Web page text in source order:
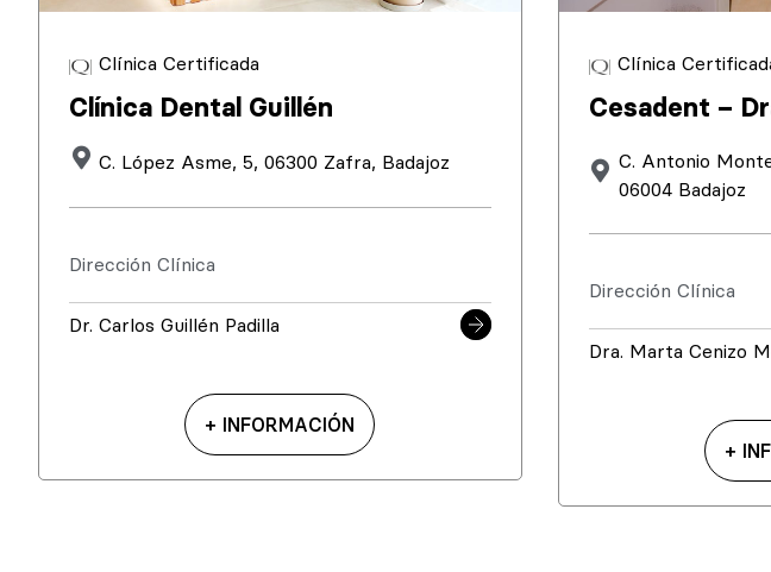
Clínica Certificada
Clínica Dental Guillén
C. López Asme, 5, 06300 Zafra, Badajoz
Dirección Clínica
Dr. Carlos Guillén Padilla
+ INFORMACIÓN
Clínica
Cesadent –
C. Antonio
06004 Badajoz
Dirección Clínica
Dra. Marta Cenizo
+